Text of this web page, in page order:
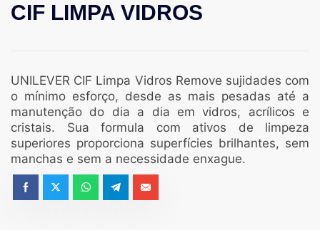
CIF LIMPA VIDROS
UNILEVER CIF Limpa Vidros Remove sujidades com
o mínimo esforço, desde as mais pesadas até a
manutenção do dia a dia em vidros, acrílicos e
cristais. Sua formula com ativos de limpeza
superiores proporciona superfícies brilhantes, sem
manchas e sem a necessidade enxague.